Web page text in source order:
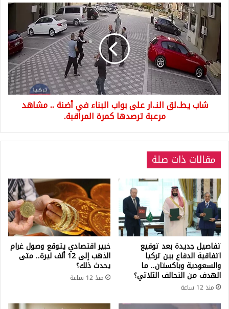
شاب
يطـ.لق
النـ.ار
على
بواب
البناء
في
أضنة
..
مشاهد
كمرة
شاب يطـ.لق النـ.ار على بواب البناء في أضنة .. مشاهد
مرعبة ترصدها كمرة المراقبة.
مقالات ذات صلة
تفاصيل جديدة بعد توقيع
اتفاقية الدفاع بين تركيا
والسعودية وباكستان.. ما
الهدف من التحالف الثلاثي؟
منذ 12 ساعة
خبير اقتصادي يتوقع وصول غرام
الذهب إلى 12 ألف ليرة.. متى
يحدث ذلك؟
منذ 12 ساعة